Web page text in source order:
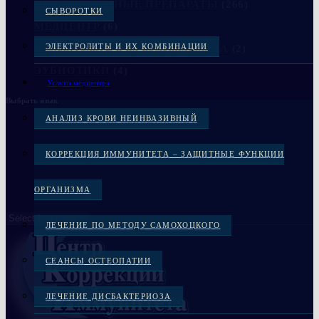
СЫВОРОТКИ
ЭЛЕКТРОЛИТЫ И ИХ КОМБИНАЦИИ
Услуги медцентра
АНАЛИЗ КРОВИ НЕИНВАЗИВНЫЙ
КОРРЕКЦИЯ ИММУНИТЕТА – ЗАЩИТНЫЕ ФУНКЦИИ
ОРГАНИЗМА
ЛЕЧЕНИЕ ПО МЕТОДУ САМОХОЦКОГО
СЕАНСЫ ОСТЕОПАТИИ
ЛЕЧЕНИЕ ДИСБАКТЕРИОЗА
ЛЕКАРСТВЕННЫЕ ПРЕПАРАТЫ
УКРЕПЛЕНИЕ КОСТЕЙ СКЕЛЕТА
Выбрать язык